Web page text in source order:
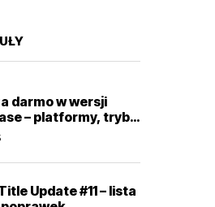
darmo w wersji
– platformy, tryby
Update #11 – lista